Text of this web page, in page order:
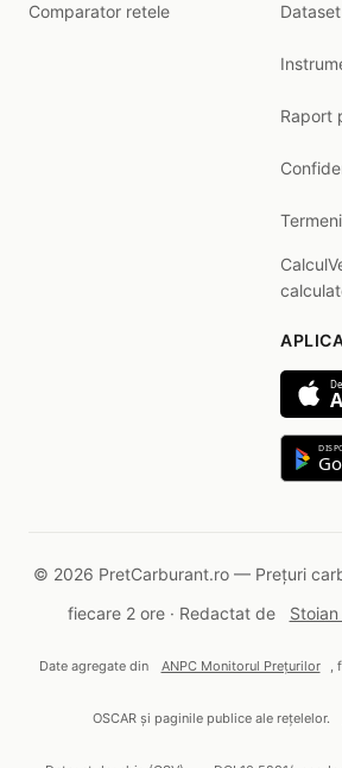
Comparator retele
Raport
© 2026 PretCarburant.ro — Prețuri
fiecare 2 ore · Redactat de
Date agregate din ANPC Monitorul Prețurilor
OSCAR și paginile publice ale rețelelor.